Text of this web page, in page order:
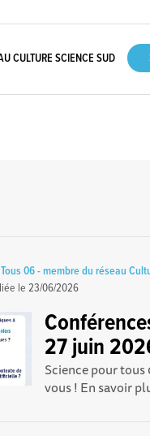
CULTURE SCIENCE SUD
06 - membre du réseau
le23/06/2026
27 juin
Science pour
vous ! En savoir